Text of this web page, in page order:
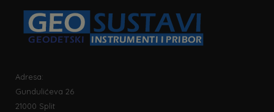
Adresa:
Gundulićeva 26
21000 Split